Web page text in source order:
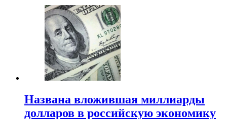
Названа вложившая миллиарды
долларов в российскую экономику